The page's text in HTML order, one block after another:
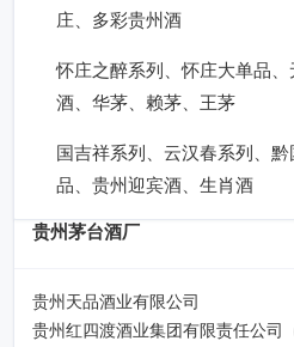
庄、多彩贵州酒
怀庄之醉系列、怀庄大单品
酒、华茅、赖茅、王茅
国吉祥系列、云汉春系列、
品、贵州迎宾酒、生肖酒
贵州茅台酒厂
贵州天品酒业有限公司
贵州红四渡酒业集团有限责任公司